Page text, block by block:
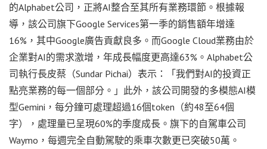
的Alphabet公司，正將AI整合至其所有業務環節。根據報
導，該公司旗下Google Services第一季的銷售額年增達
16%，其中Google廣告貢獻良多。而Google Cloud業務由於
企業對AI的需求激增，年成長幅度更高達63%。Alphabet公
司執行長皮蔡（Sundar Pichai）表示：「我們對AI的投資正
點亮業務的每一個部分。」此外，該公司開發的多模態AI模
型Gemini，每分鐘可處理超過16個token（約48至64個
字），處理量已呈現60%的季度成長。旗下的自駕車公司
Waymo，每週完全自動駕駛的乘車次數更已突破50萬。